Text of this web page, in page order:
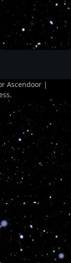
Ascendoor |
.
and search engines.